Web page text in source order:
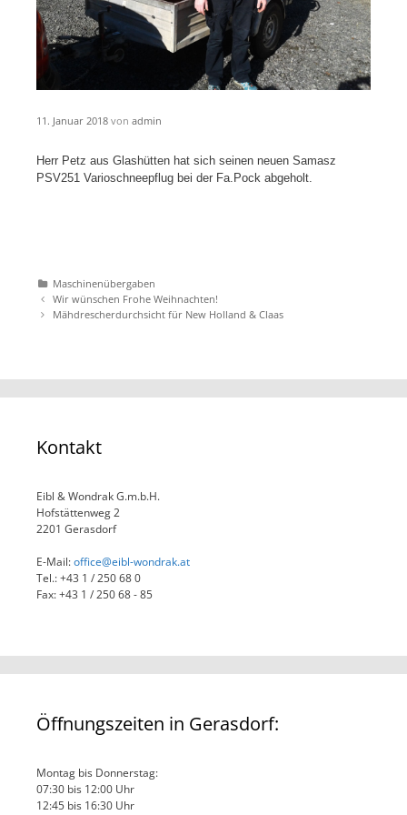
11. Januar 2018 von admin
Herr Petz aus Glashütten hat sich seinen neuen Samasz
PSV251 Varioschneepflug bei der Fa.Pock abgeholt.
Katgeorien
Maschinenübergaben
Artikel-
Navigation
Wir wünschen Frohe Weihnachten!
Mähdrescherdurchsicht für New Holland & Claas
Kontakt
Eibl & Wondrak G.m.b.H.
Hofstättenweg 2
2201 Gerasdorf
E-Mail:office@eibl-wondrak.at
Tel.: +43 1 / 250 68 0
Fax: +43 1 / 250 68 - 85
Öffnungszeiten in Gerasdorf:
Montag bis Donnerstag:
07:30 bis 12:00 Uhr
12:45 bis 16:30 Uhr